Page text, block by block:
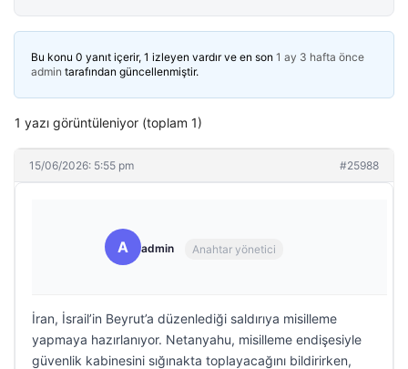
Bu konu 0 yanıt içerir, 1 izleyen vardır ve en son 1 ay 3 hafta önce
admin tarafından güncellenmiştir.
1 yazı görüntüleniyor (toplam 1)
15/06/2026: 5:55 pm #25988
A admin Anahtar yönetici
İran, İsrail’in Beyrut’a düzenlediği saldırıya misilleme
yapmaya hazırlanıyor. Netanyahu, misilleme endişesiyle
güvenlik kabinesini sığınakta toplayacağını bildirirken,